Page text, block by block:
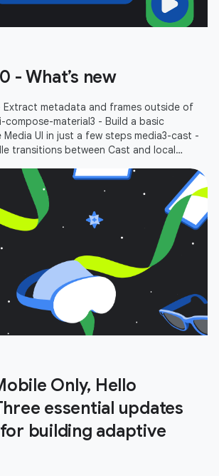
- What’s new
Extract metadata and frames outside of
compose-material3 - Build a basic
Media UI in just a few steps media3-cast -
transitions between Cast and local
Only, Hello
essential updates
building adaptive